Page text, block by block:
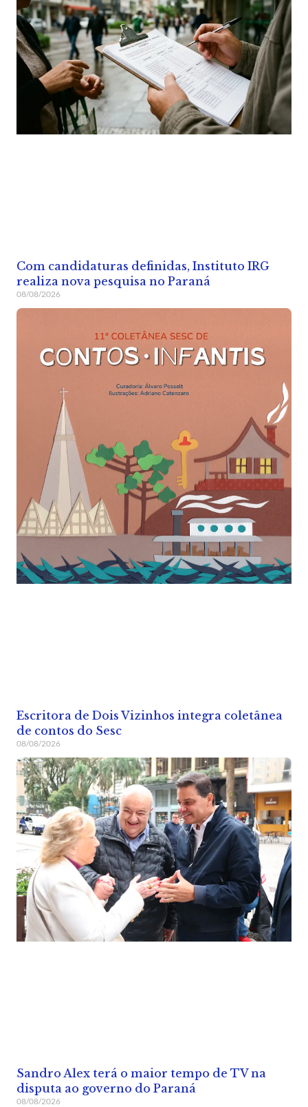
Com candidaturas definidas, Instituto IRG
realiza nova pesquisa no Paraná
08/08/2026
Escritora de Dois Vizinhos integra coletânea
de contos do Sesc
08/08/2026
Sandro Alex terá o maior tempo de TV na
disputa ao governo do Paraná
08/08/2026